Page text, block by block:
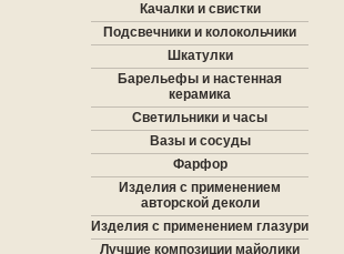
Качалки и свистки
Подсвечники и колокольчики
Шкатулки
Барельефы и настенная
керамика
Светильники и часы
Вазы и сосуды
Фарфор
Изделия с применением
авторской деколи
Изделия с применением глазури
Лучшие композиции майолики